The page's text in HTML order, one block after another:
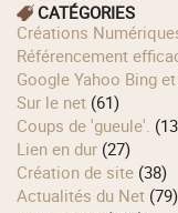
CATÉGORIES
Créations
Référencement
Google Yahoo Bing
Sur le net (61)
Coups de 'gueule'.
Lien en dur (27)
Création de site (38)
Actualités du Net (79)